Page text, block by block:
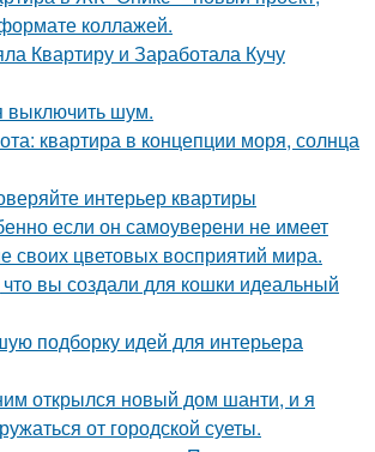
коллажей.
Квартиру и Заработала Кучу
выключить шум.
квартира в концепции моря, солнца
интерьер квартиры
если он самоуверени не имеет
своих цветовых восприятий мира.
вы создали для кошки идеальный
подборку идей для интерьера
открылся новый дом шанти, и я
от городской суеты.